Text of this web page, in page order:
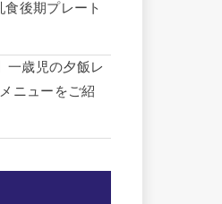
後期プレート
一歳児の夕飯レ
ニューをご紹